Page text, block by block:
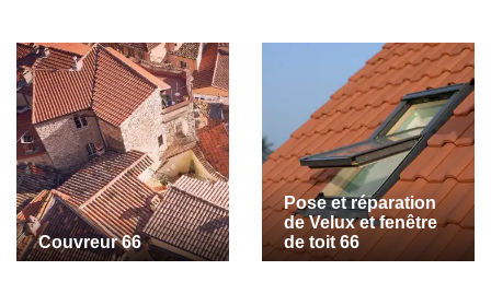
Couvreur 66
Pose et réparation
de Velux et fenêtre
de toit 66